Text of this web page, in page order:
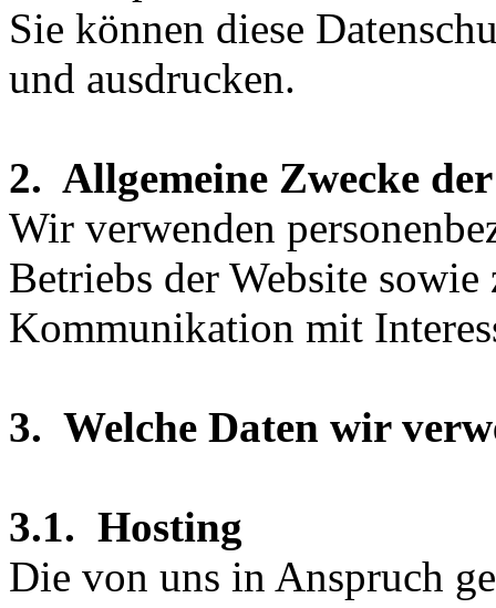
Sie können diese
und ausdrucken.
2. Allgemeine Zwecke
Wir verwenden
Betriebs der Website
Kommunikation mit
3. Welche Daten wir
3.1. Hosting
Die von uns in Anspruch